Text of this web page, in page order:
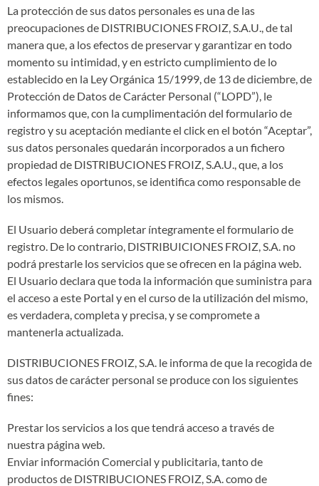
La protección de sus datos personales es una de las
preocupaciones de DISTRIBUCIONES FROIZ, S.A.U., de tal
manera que, a los efectos de preservar y garantizar en todo
momento su intimidad, y en estricto cumplimiento de lo
establecido en la Ley Orgánica 15/1999, de 13 de diciembre, de
Protección de Datos de Carácter Personal (“LOPD”), le
informamos que, con la cumplimentación del formulario de
registro y su aceptación mediante el click en el botón “Aceptar”,
sus datos personales quedarán incorporados a un fichero
propiedad de DISTRIBUCIONES FROIZ, S.A.U., que, a los
efectos legales oportunos, se identifica como responsable de
los mismos.
El Usuario deberá completar íntegramente el formulario de
registro. De lo contrario, DISTRIBUICIONES FROIZ, S.A. no
podrá prestarle los servicios que se ofrecen en la página web.
El Usuario declara que toda la información que suministra para
el acceso a este Portal y en el curso de la utilización del mismo,
es verdadera, completa y precisa, y se compromete a
mantenerla actualizada.
DISTRIBUCIONES FROIZ, S.A. le informa de que la recogida de
sus datos de carácter personal se produce con los siguientes
fines:
Prestar los servicios a los que tendrá acceso a través de
nuestra página web.
Enviar información Comercial y publicitaria, tanto de
productos de DISTRIBUCIONES FROIZ, S.A. como de